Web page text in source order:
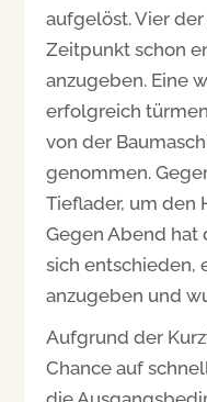
aufgelöst. Vier
Zeitpunkt schon
anzugeben. Eine
erfolgreich
von der
genommen.
Tieflader, um den
Gegen Abend hat
sich entschieden,
anzugeben und
Aufgrund der
Chance auf